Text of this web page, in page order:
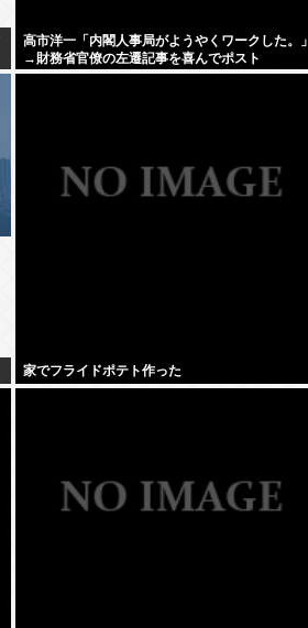
高市洋一「内閣人事局がようやくワークした。」
→財務省官僚の左遷記事を喜んでポスト
家でフライドポテト作った